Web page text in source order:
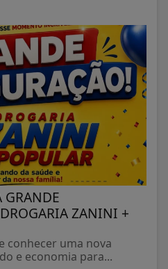
GRANDE
ZANINI +
conhecer uma nova
e economia para...